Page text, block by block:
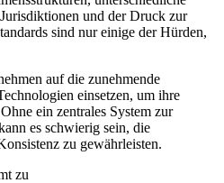
und der Druck zur
sind nur einige der Hürden,
auf die zunehmende
einsetzen, um ihre
ein zentrales System zur
es schwierig sein, die
zu gewährleisten.
zu